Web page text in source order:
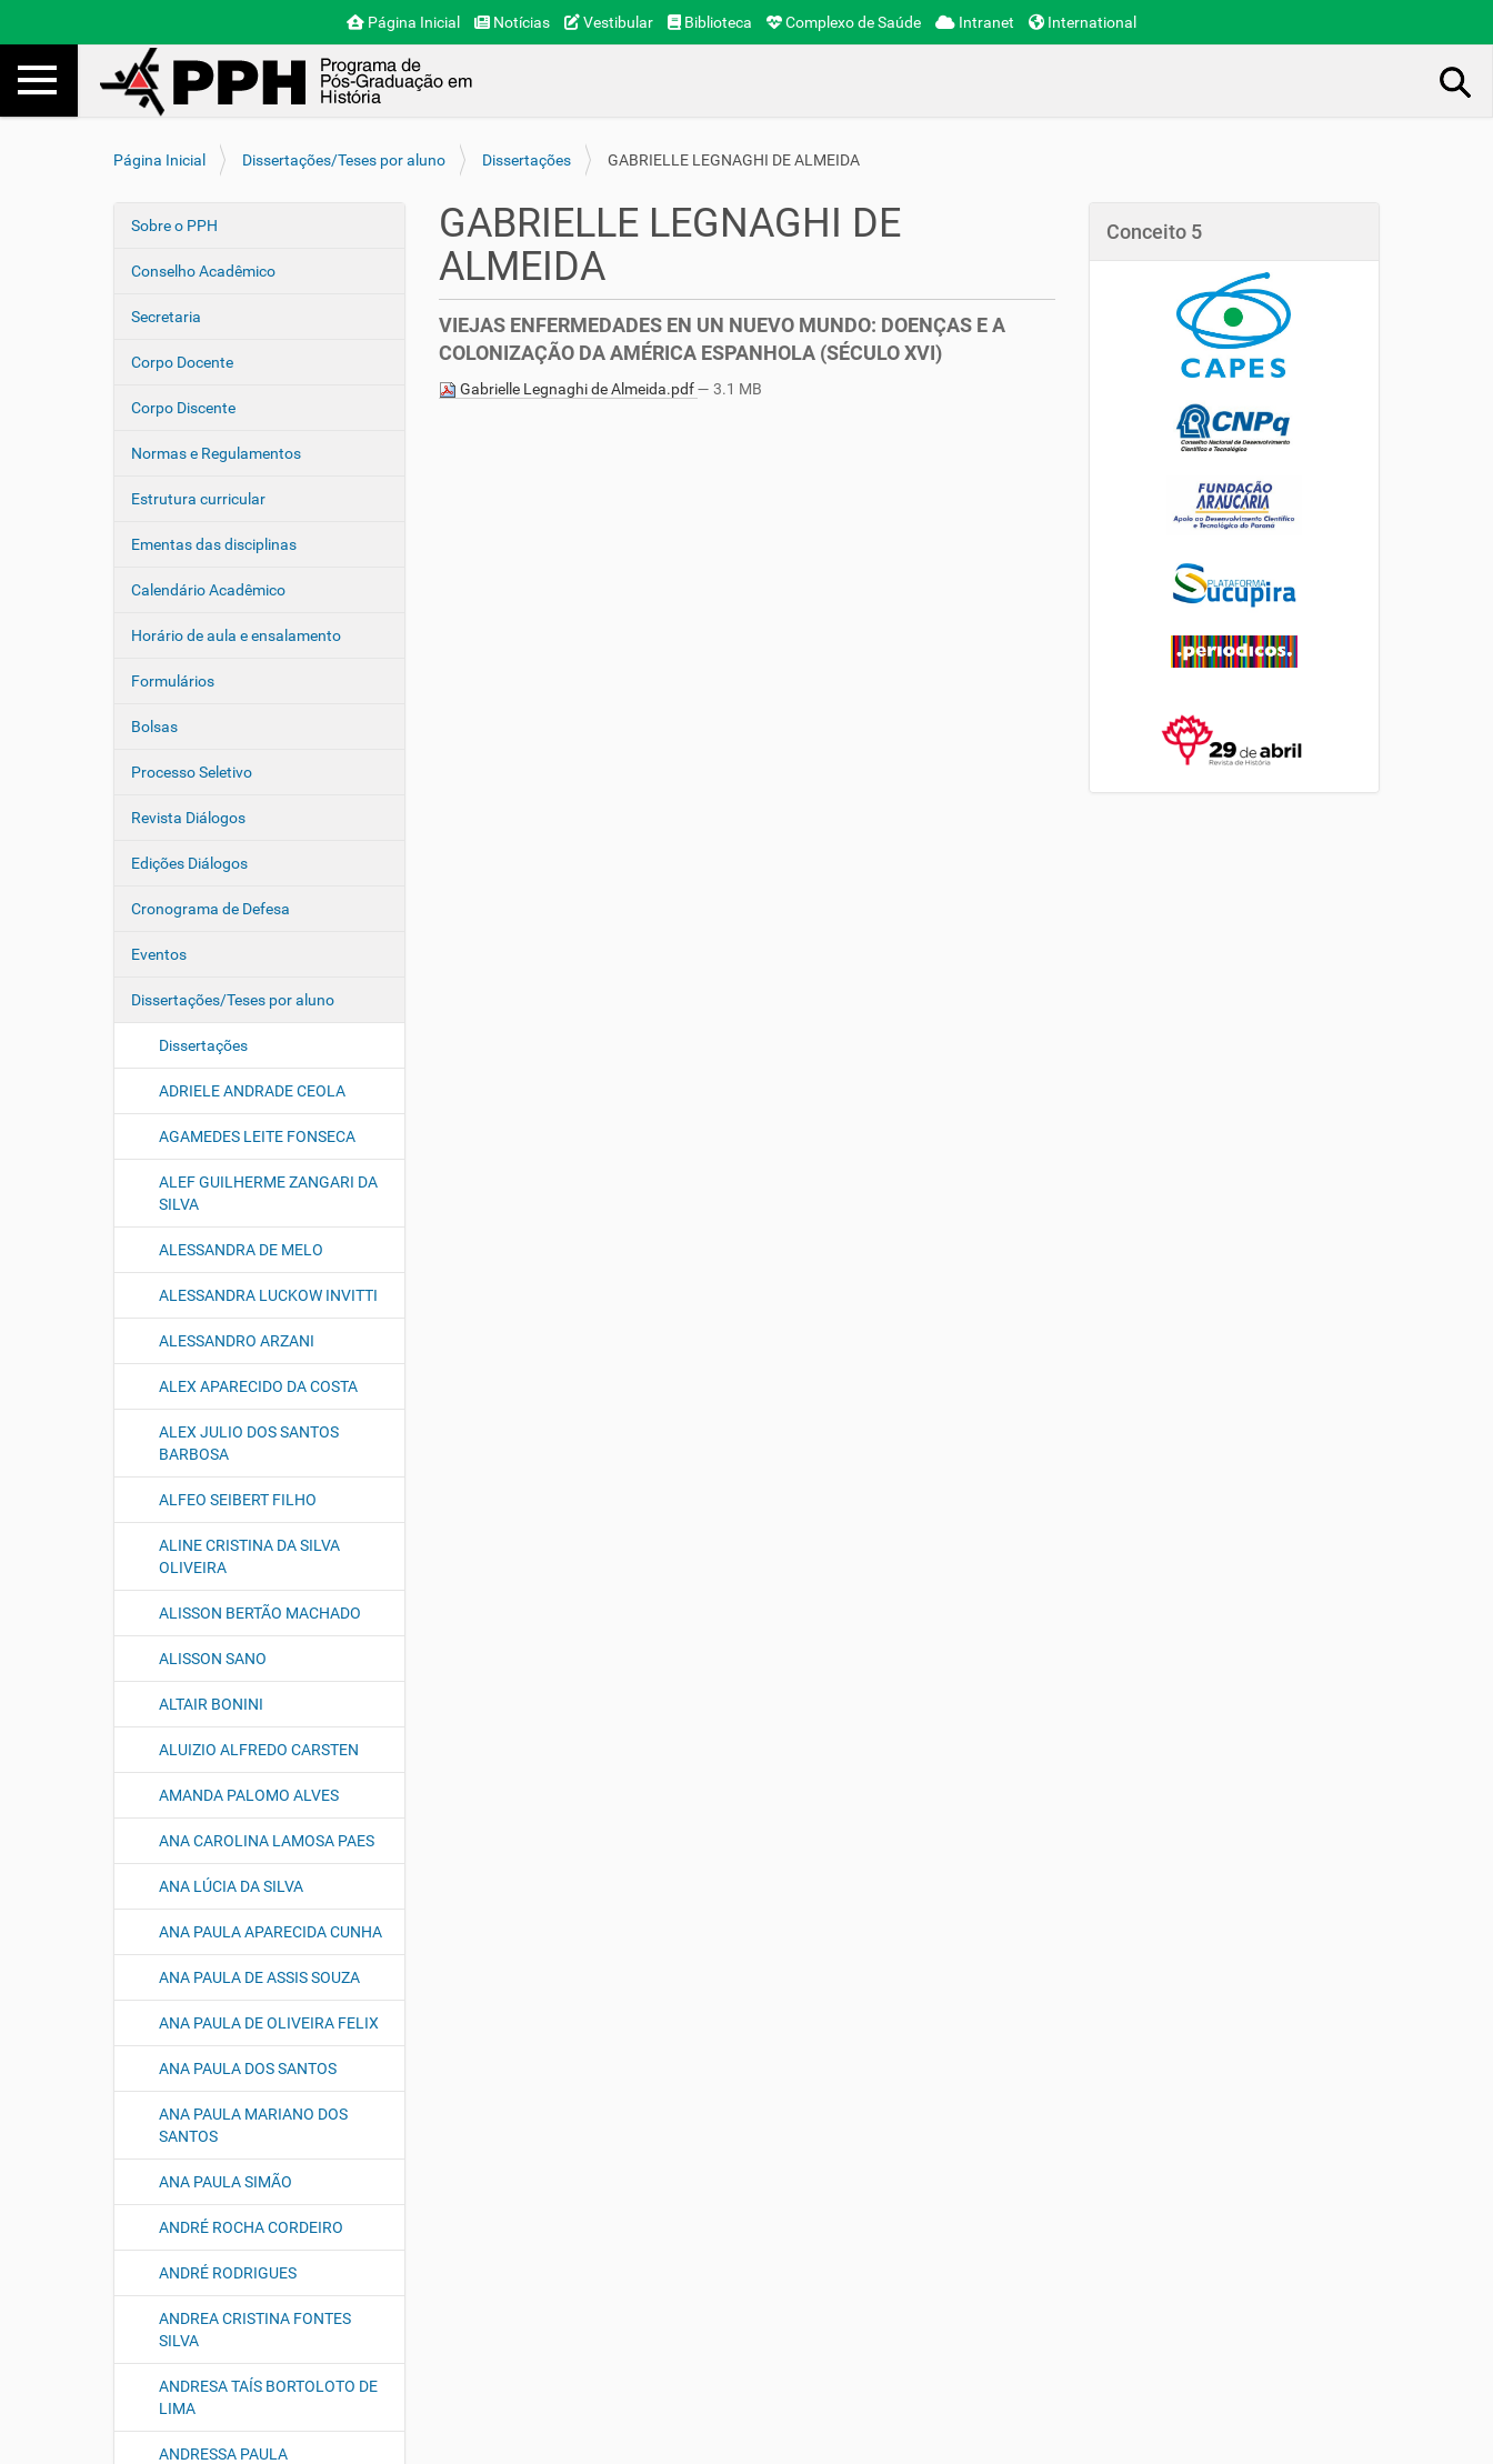
Página Inicial Notícias Vestibular Biblioteca Complexo de Saúde Intranet International
Toggle navigation Busca
V
Página Inicial Dissertações/Teses por aluno Dissertações GABRIELLE LEGNAGHI DE ALMEIDA
N
e
a
ç
o
Sobre o PPH
Conselho Acadêmico
Secretaria
Corpo Docente
Corpo Discente
Normas e Regulamentos
Estrutura curricular
Ementas das disciplinas
Calendário Acadêmico
Horário de aula e ensalamento
Formulários
Bolsas
Processo Seletivo
Revista Diálogos
Edições Diálogos
Cronograma de Defesa
Eventos
Dissertações/Teses por aluno
Dissertações
ADRIELE ANDRADE CEOLA
AGAMEDES LEITE FONSECA
ALEF GUILHERME ZANGARI DA
SILVA
ALESSANDRA DE MELO
ALESSANDRA LUCKOW INVITTI
ALESSANDRO ARZANI
ALEX APARECIDO DA COSTA
ALEX JULIO DOS SANTOS
BARBOSA
ALFEO SEIBERT FILHO
ALINE CRISTINA DA SILVA
OLIVEIRA
ALISSON BERTÃO MACHADO
ALISSON SANO
ALTAIR BONINI
ALUIZIO ALFREDO CARSTEN
AMANDA PALOMO ALVES
ANA CAROLINA LAMOSA PAES
ANA LÚCIA DA SILVA
ANA PAULA APARECIDA CUNHA
ANA PAULA DE ASSIS SOUZA
ANA PAULA DE OLIVEIRA FELIX
ANA PAULA DOS SANTOS
ANA PAULA MARIANO DOS
SANTOS
ANA PAULA SIMÃO
ANDRÉ ROCHA CORDEIRO
ANDRÉ RODRIGUES
ANDREA CRISTINA FONTES
SILVA
ANDRESA TAÍS BORTOLOTO DE
LIMA
ANDRESSA PAULA
GABRIELLE LEGNAGHI DE
ALMEIDA
VIEJAS ENFERMEDADES EN UN NUEVO MUNDO: DOENÇAS E A
COLONIZAÇÃO DA AMÉRICA ESPANHOLA (SÉCULO XVI)
Gabrielle Legnaghi de Almeida.pdf— 3.1 MB
Conceito 5